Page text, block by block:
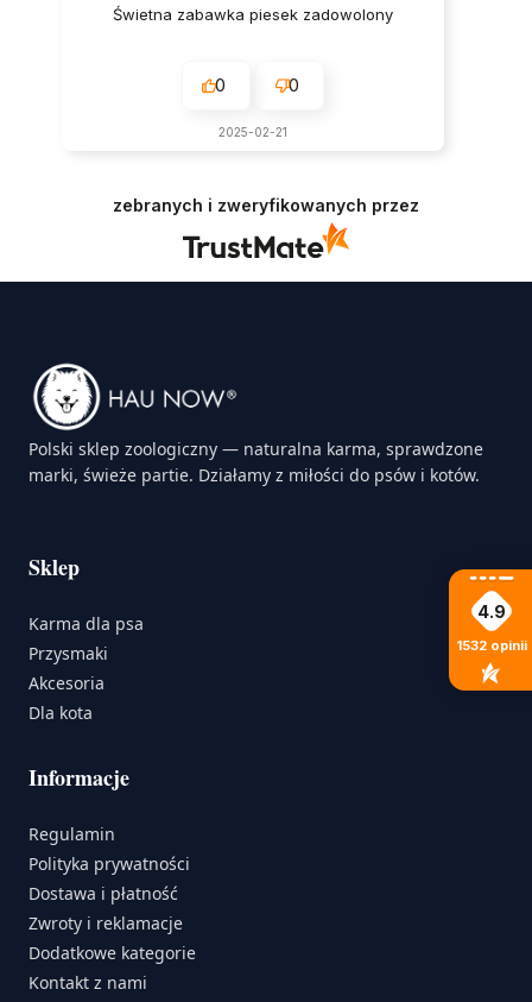
Świetna zabawka piesek zadowolony
0 0
2025-02-21
zebranych i zweryfikowanych przez
Polski sklep zoologiczny — naturalna karma, sprawdzone
marki, świeże partie. Działamy z miłości do psów i kotów.
Sklep
Karma dla psa
Przysmaki
Akcesoria
Dla kota
Informacje
Regulamin
Polityka prywatności
Dostawa i płatność
Zwroty i reklamacje
Dodatkowe kategorie
Kontakt z nami
4.9
1532 opinii